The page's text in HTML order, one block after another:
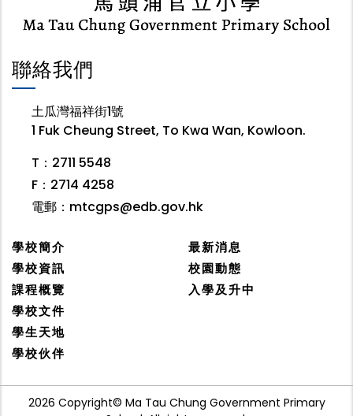
聯絡我們
土瓜灣福祥街1號
1 Fuk Cheung Street, To Kwa Wan, Kowloon.
T：2711 5548
F：2714 4258
電郵： mtcgps@edb.gov.hk
學校簡介
學校資訊
課程概覽
學校文件
學生天地
學校伙伴
最新消息
校園動態
入學及升中
2026 Copyright© Ma Tau Chung Government Primary